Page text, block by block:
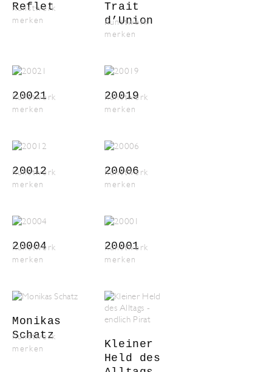
Kunstwerk
merken
Reflet
Kunstwerk
merken
Trait
d’Union
Kunstwerk
merken
20021
Kunstwerk
merken
20019
Kunstwerk
merken
20012
Kunstwerk
merken
20006
Kunstwerk
merken
20004
Kunstwerk
merken
20001
Kunstwerk
merken
Monikas
Schatz
Kleiner
Held des